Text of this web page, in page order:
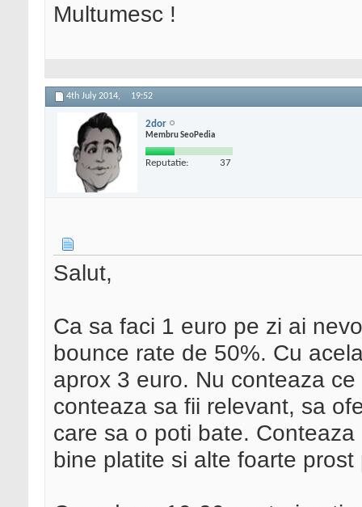
Multumesc !
4th July 2014, 19:52
2dor
Membru SeoPedia
Reputatie: 37
Salut,
Ca sa faci 1 euro pe zi ai
bounce rate de 50%. Cu
aprox 3 euro. Nu conteaza
conteaza sa fii relevant, sa
care sa o poti bate.
bine platite si alte foarte prost